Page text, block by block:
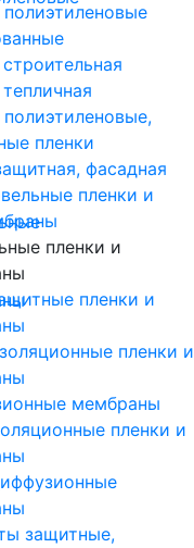
пленки
фасадная
пленки и
пленки и
пленки и
пленки и
мембраны
пленки и
защитные,